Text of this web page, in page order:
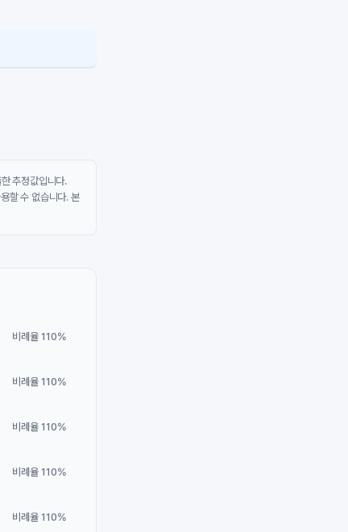
추정값입니다.
할 수 없습니다. 본
비례율 110%
비례율 110%
비례율 110%
비례율 110%
비례율 110%